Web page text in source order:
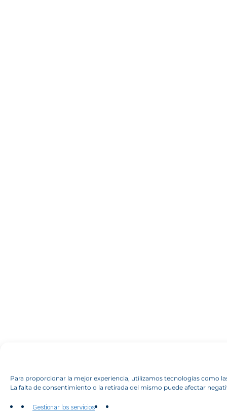
Para proporcionar la mejor experiencia, utilizamos tecnologías como
La falta de consentimiento o la retirada del mismo puede afectar
Gestionar los servicios